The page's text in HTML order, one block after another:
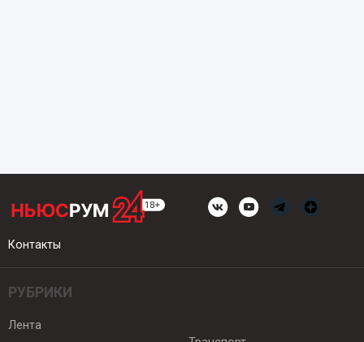
Контакты
РУБРИКИ
Лента